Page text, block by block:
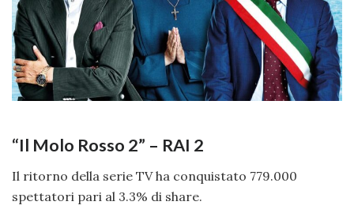
“Il Molo Rosso 2” – RAI 2
Il ritorno della serie TV ha conquistato 779.000
spettatori pari al 3.3% di share.